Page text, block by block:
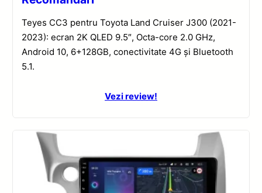
Teyes CC3 pentru Toyota Land Cruiser J300 (2021-
2023): ecran 2K QLED 9.5″, Octa-core 2.0 GHz,
Android 10, 6+128GB, conectivitate 4G și Bluetooth
5.1.
Vezi review!